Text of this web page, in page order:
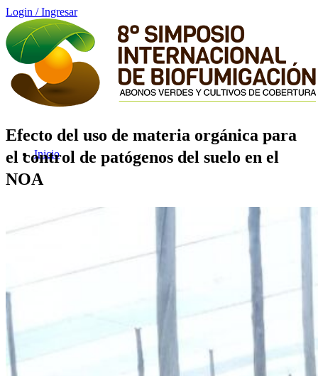
Login / Ingresar
Inicio
Programa GMT -3
Efecto del uso de materia orgánica para
el control de patógenos del suelo en el
NOA